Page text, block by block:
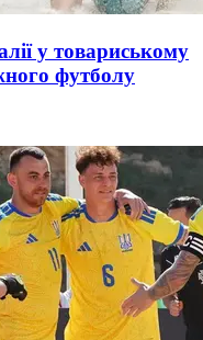
у товариському
футболу